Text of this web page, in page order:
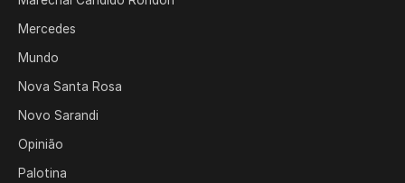
Mercedes
Mundo
Nova Santa Rosa
Novo Sarandi
Opinião
Palotina